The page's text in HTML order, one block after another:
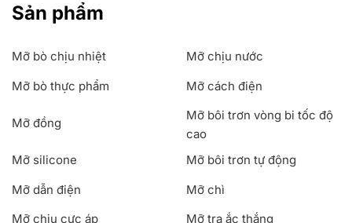
Sản phẩm
Mỡ bò chịu nhiệt
Mỡ chịu nước
Mỡ bò thực phẩm
Mỡ cách điện
Mỡ đồng
Mỡ bôi trơn vòng bi tốc độ
cao
Mỡ silicone
Mỡ bôi trơn tự động
Mỡ dẫn điện
Mỡ chì
Mỡ chịu cực áp
Mỡ tra ắc thắng